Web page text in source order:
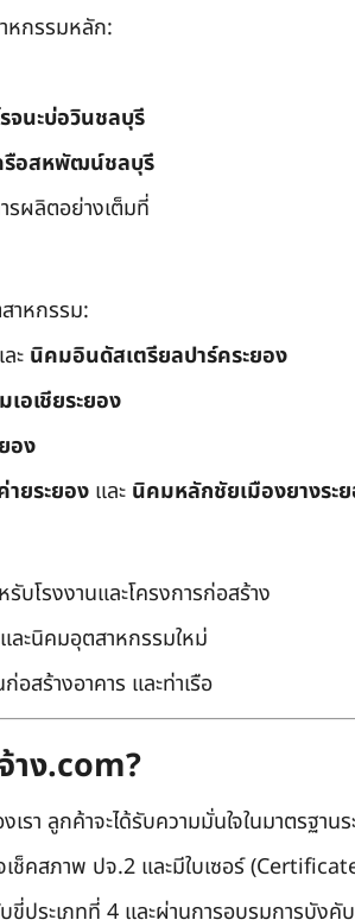
หกรรมหลัก:
จนะบ่อวินชลบุรี
รือสหพัฒน์ชลบุรี
ผลิตอย่างเต็มที่
าหกรรม:
ะ นิคมอินดัสเตรียลปาร์คระยอง
อเชียระยอง
อง
ยระยอง และ นิคมหลักชัยเมืองยางระ
รับโรงงานและโครงการก่อสร้าง
ละนิคมอุตสาหกรรมใหม่
อสร้างอาคาร และท่าเรือ
าง.com?
เรา ลูกค้าจะได้รับความมั่นใจในมาตรฐาน
ช็คสภาพ ปจ.2 และมีใบเซอร์
ขี่ประเภทที่ 4 และผ่านการอบรมการบั